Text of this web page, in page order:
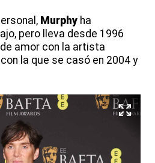
Murphy ha
pero lleva desde 1996
amor con la artista
la que se casó en 2004 y